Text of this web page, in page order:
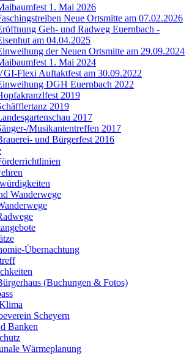
1. Mai 2026
Neue Ortsmitte am 07.02.2026
Geh- und Radweg Euernbach -
am 04.04.2025
der Neuen Ortsmitte am 29.09.2024
1. Mai 2024
Flexi Auftaktfest am 30.09.2022
DGH Euernbach 2022
2019
2019
2017
Musikantentreffen 2017
und Bürgerfest 2016
Wanderwege
Übernachtung
(Buchungen & Fotos)
Scheyern
Banken
Wärmeplanung